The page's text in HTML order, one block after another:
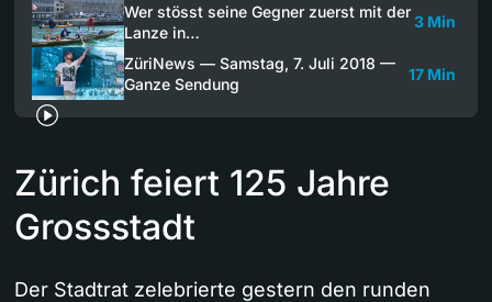
Wer stösst seine Gegner zuerst mit der
Lanze in…
3 Min
ZüriNews — Samstag, 7. Juli 2018 —
Ganze Sendung
17 Min
Zürich feiert 125 Jahre
Grossstadt
Der Stadtrat zelebrierte gestern den runden